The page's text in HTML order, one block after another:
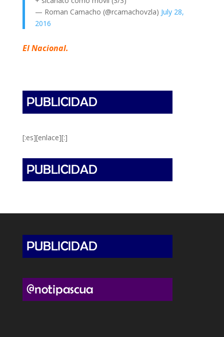
— Roman Camacho (@rcamachovzla) July 28,
2016
El Nacional.
[:es][enlace][:]